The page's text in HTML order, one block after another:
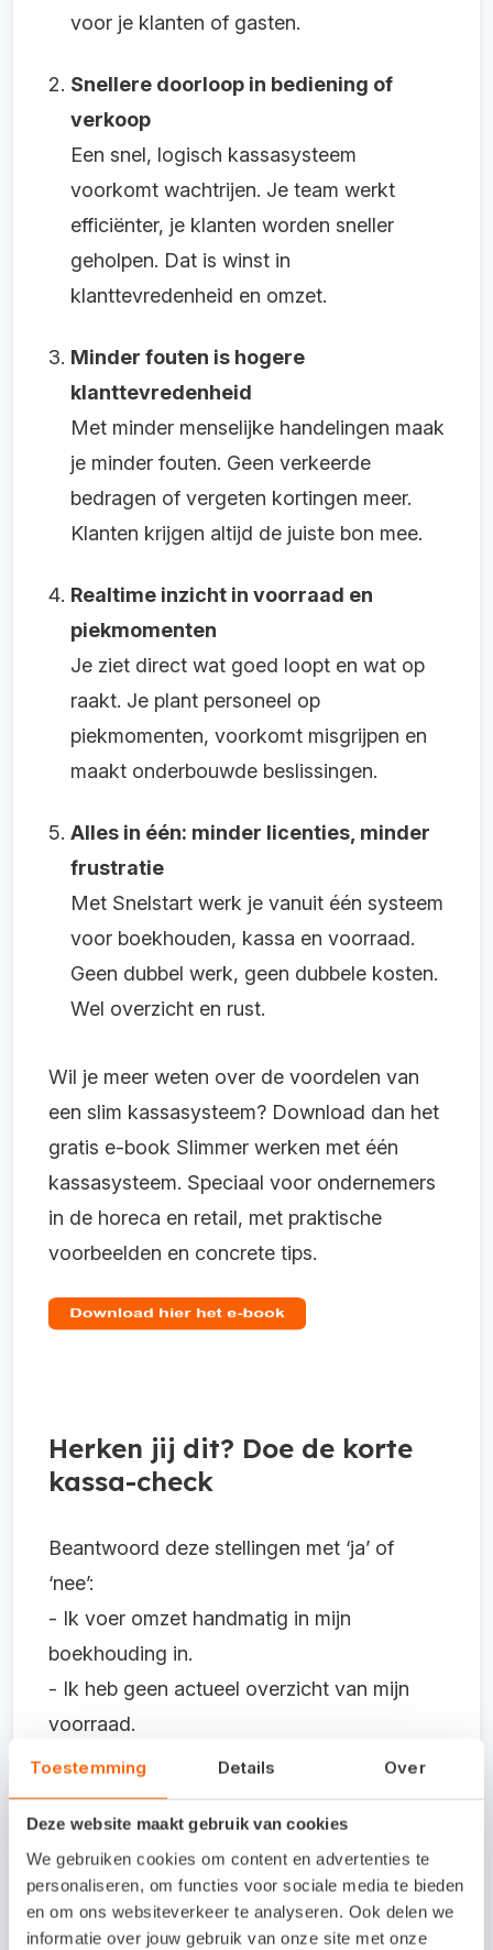
Toestemming Details Over
Deze website maakt gebruik van cookies
We gebruiken cookies om content en advertenties te
personaliseren, om functies voor sociale media te bieden
en om ons websiteverkeer te analyseren. Ook delen we
informatie over jouw gebruik van onze site met onze
voor je klanten of gasten.
Snellere doorloop in bediening of
verkoop
Een snel, logisch kassasysteem
voorkomt wachtrijen. Je team werkt
efficiënter, je klanten worden sneller
geholpen. Dat is winst in
klanttevredenheid en omzet.
Minder fouten is hogere
klanttevredenheid
Met minder menselijke handelingen maak
je minder fouten. Geen verkeerde
bedragen of vergeten kortingen meer.
Klanten krijgen altijd de juiste bon mee.
Realtime inzicht in voorraad en
piekmomenten
Je ziet direct wat goed loopt en wat op
raakt. Je plant personeel op
piekmomenten, voorkomt misgrijpen en
maakt onderbouwde beslissingen.
Alles in één: minder licenties, minder
frustratie
Met Snelstart werk je vanuit één systeem
voor boekhouden, kassa en voorraad.
Geen dubbel werk, geen dubbele kosten.
Wel overzicht en rust.
Wil je meer weten over de voordelen van
een slim kassasysteem? Download dan het
gratis e-book Slimmer werken met één
kassasysteem. Speciaal voor ondernemers
in de horeca en retail, met praktische
voorbeelden en concrete tips.
Herken jij dit? Doe de korte
kassa-check
Beantwoord deze stellingen met ‘ja’ of
‘nee’:
- Ik voer omzet handmatig in mijn
boekhouding in.
- Ik heb geen actueel overzicht van mijn
voorraad.
- Mijn kassasysteem werkt niet samen met
mijn boekhoudpakket.
- Medewerkers vinden het systeem
onduidelijk of traag.
- Ik weet niet welke producten het best
verkopen.